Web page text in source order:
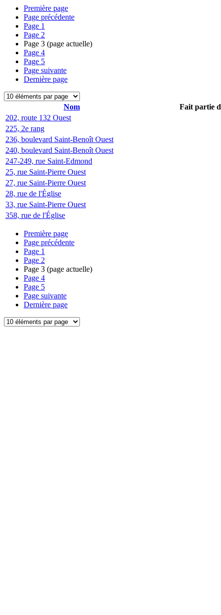
Première page
Page précédente
Page 1
Page 2
Page 3 (page actuelle)
Page 4
Page 5
Page suivante
Dernière page
Nom
Fait partie
202, route 132 Ouest
225, 2e rang
236, boulevard Saint-Benoît Ouest
240, boulevard Saint-Benoît Ouest
247-249, rue Saint-Edmond
25, rue Saint-Pierre Ouest
27, rue Saint-Pierre Ouest
28, rue de l'Église
33, rue Saint-Pierre Ouest
358, rue de l'Église
Première page
Page précédente
Page 1
Page 2
Page 3 (page actuelle)
Page 4
Page 5
Page suivante
Dernière page